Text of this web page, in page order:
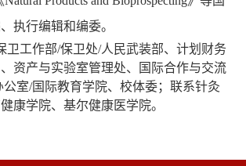
执行编辑和编委。
卫工作部/保卫处/人民武装部、计划财务
资产与实验室管理处、国际合作与交流
公室/国际教育学院、校体委；联系针灸
康学院、基尔健康医学院。